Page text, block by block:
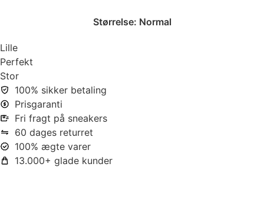
Størrelse: Normal
Lille
Perfekt
Stor
100% sikker betaling
Prisgaranti
Fri fragt på sneakers
60 dages returret
100% ægte varer
13.000+ glade kunder